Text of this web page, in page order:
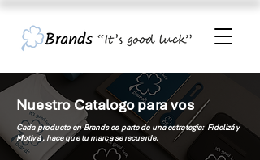
Nuestro Catalogo para vos
Cada producto en Brands es parte de una estrategia: Fidelizá y
Motivá , hace que tumarcase recuerde.